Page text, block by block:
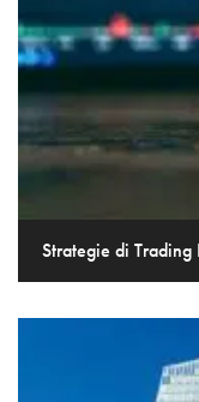
Strategie di Trading